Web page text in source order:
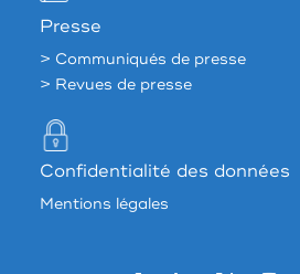
Presse
> Communiqués de presse
> Revues de presse
Confidentialité des données
Mentions légales